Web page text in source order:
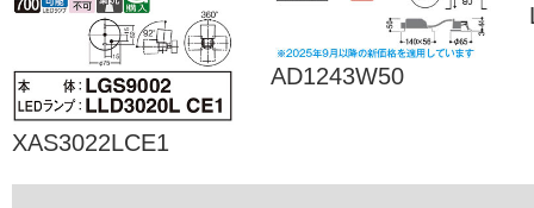
XAS3022LCE1
AD1243W50